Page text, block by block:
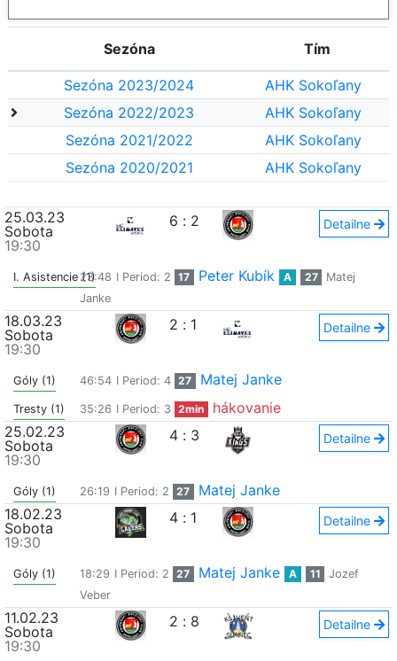
Sezóna Tím
Sezóna 2023/2024
AHK Sokoľany
Sezóna 2022/2023
AHK Sokoľany
Sezóna 2021/2022
AHK Sokoľany
Sezóna 2020/2021
AHK Sokoľany
25.03.23
Sobota
19:30
6 : 2 Detailne
I. Asistencie (1)23:48 I Period: 2 17 Peter Kubík A 27
Matej
Janke
18.03.23
Sobota
19:30
2 : 1 Detailne
Góly (1) 46:54 I Period: 4 27 Matej Janke
Tresty (1) 35:26 I Period: 3 2min
hákovanie
25.02.23
Sobota
19:30
4 : 3 Detailne
Góly (1) 26:19 I Period: 2 27
Matej Janke
18.02.23
Sobota
19:30
4 : 1 Detailne
Góly (1) 18:29 I Period: 2 27 Matej Janke A 11
Jozef
Veber
11.02.23
Sobota
19:30
2 : 8 Detailne